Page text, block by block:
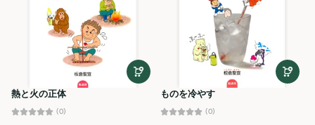
熱と火の正体
(0)
ものを冷やす
(0)